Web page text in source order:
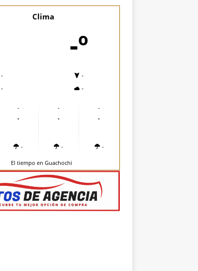
Clima
-º
-
-
-
-
-
-
-
-
-
-
-
-
-
El tiempo en Guachochi